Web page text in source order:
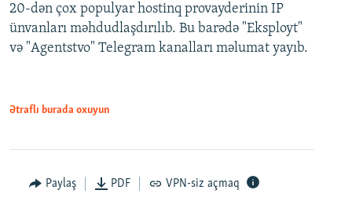
20-dən çox populyar hostinq provayderinin IP
ünvanları məhdudlaşdırılıb. Bu barədə "Eksployt"
və "Agentstvo" Telegram kanalları məlumat yayıb.
Ətraflı burada oxuyun
Paylaş PDF VPN-siz açmaq